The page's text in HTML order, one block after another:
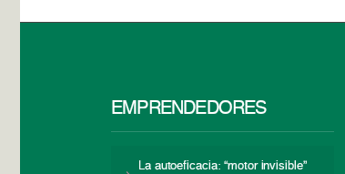
EMPRENDEDORES
La autoeficacia: “motor invisible”